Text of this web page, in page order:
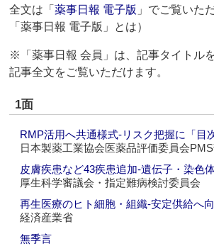
全文は「薬事日報 電子版 」でご覧いた
「薬事日報 電子版」とは）
※「薬事日報 会員」は、記事タイトル
記事全文をご覧いただけます。
1面
RMP活用へ共通様式‐リスク把握に「目
日本製薬工業協会医薬品評価委員会
皮膚疾患など43疾患追加‐遺伝子・染色
厚生科学審議会・指定難病検討委員会
再生医療のヒト細胞・組織‐安定供給へ
経済産業省
無季言